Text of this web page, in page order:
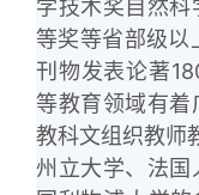
学技术奖自然
等奖等省部级以
刊物发表论著
等教育领域有着
教科文组织教师
州立大学、法国